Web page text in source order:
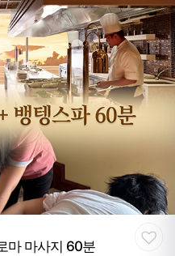
마 마사지 60분